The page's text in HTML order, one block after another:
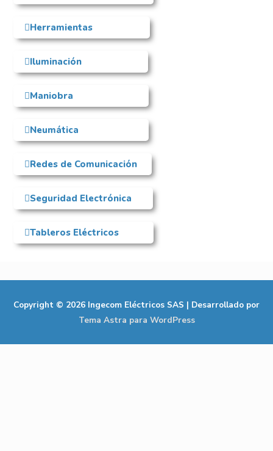
Herramientas
Iluminación
Maniobra
Neumática
Redes de Comunicación
Seguridad Electrónica
Tableros Eléctricos
Copyright © 2026 Ingecom Eléctricos SAS | Desarrollado por
Tema Astra para WordPress